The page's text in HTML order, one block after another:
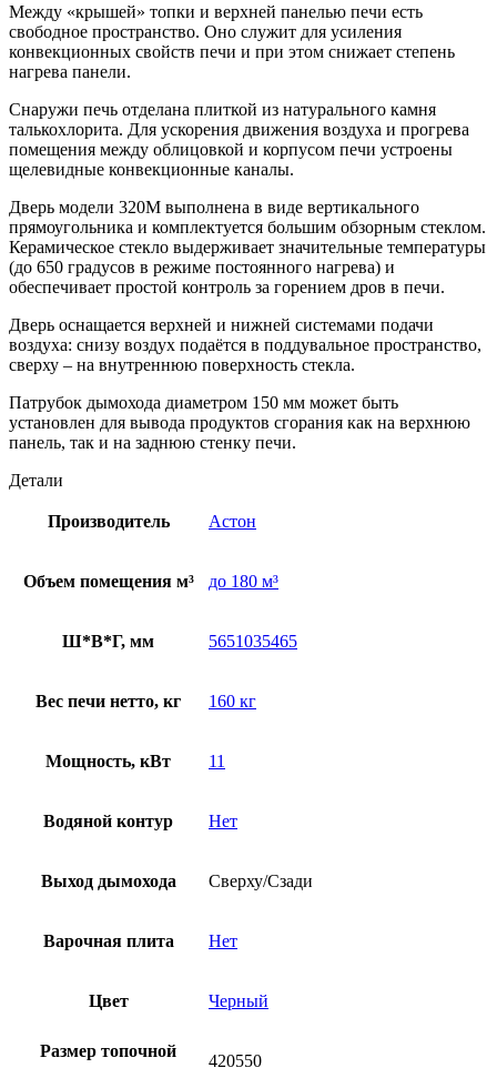
Между «крышей» топки и верхней панелью печи есть
свободное пространство. Оно служит для усиления
конвекционных свойств печи и при этом снижает степень
нагрева панели.
Снаружи печь отделана плиткой из натурального камня
талькохлорита. Для ускорения движения воздуха и прогрева
помещения между облицовкой и корпусом печи устроены
щелевидные конвекционные каналы.
Дверь модели 320М выполнена в виде вертикального
прямоугольника и комплектуется большим обзорным стеклом.
Керамическое стекло выдерживает значительные температуры
(до 650 градусов в режиме постоянного нагрева) и
обеспечивает простой контроль за горением дров в печи.
Дверь оснащается верхней и нижней системами подачи
воздуха: снизу воздух подаётся в поддувальное пространство,
сверху – на внутреннюю поверхность стекла.
Патрубок дымохода диаметром 150 мм может быть
установлен для вывода продуктов сгорания как на верхнюю
панель, так и на заднюю стенку печи.
Детали
Производитель Астон
Объем помещения м³ до 180 м³
Ш*В*Г, мм 5651035465
Вес печи нетто, кг 160 кг
Мощность, кВт 11
Водяной контур Нет
Выход дымохода Сверху/Сзади
Варочная плита Нет
Цвет Черный
Размер топочной
420550